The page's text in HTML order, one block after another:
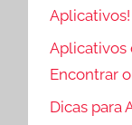
Aplicativos!
Aplicativos
Encontrar
Dicas para